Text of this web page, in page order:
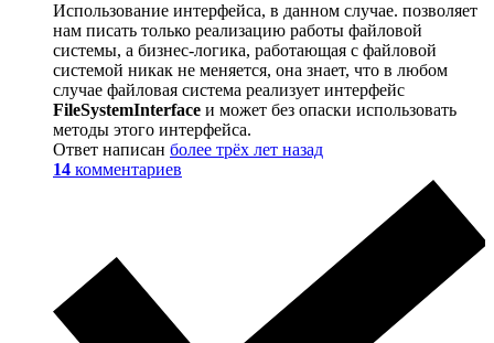
Использование интерфейса, в данном случае. позволяет
нам писать только реализацию работы файловой
системы, а бизнес-логика, работающая с файловой
системой никак не меняется, она знает, что в любом
случае файловая система реализует интерфейс
FileSystemInterface и может без опаски использовать
методы этого интерфейса.
Ответ написан более трёх лет назад
14 комментариев